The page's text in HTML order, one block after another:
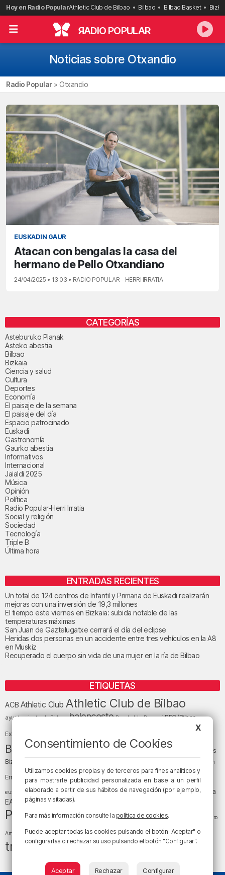
Saltar
al
contenido
Hoy en Radio PopularAthletic Club de Bilbao Bilbao Bilbao Basket
RADIO POPULAR
Noticias sobre Otxandio
Radio Popular» Otxandio
EUSKADIN GAUR
Atacan con bengalas la casa del
hermano de Pello Otxandiano
24/04/2025 • 13:03 • RADIO POPULAR - HERRI IRRATIA
CATEGORÍAS
Asteburuko Planak
Asteko abestia
Bilbao
Bizkaia
Ciencia y salud
Cultura
Deportes
Economía
El paisaje de la semana
El paisaje del día
Espacio patrocinado
Euskadi
Gastronomía
Gaurko abestia
Informativos
Internacional
Jaialdi 2025
Música
Opinión
Política
Radio Popular-Herri Irratia
Social y religión
Sociedad
Tecnología
Triple B
Última hora
ENTRADAS RECIENTES
Un total de 124 centros de Infantil y Primaria de Euskadi realizarán
mejoras con una inversión de 19,3 millones
El tiempo este viernes en Bizkaia: subida notable de las
temperaturas máximas
San Juan de Gaztelugatxe cerrará el día del eclipse
Heridas dos personas en un accidente entre tres vehículos en la A8
en Muskiz
Recuperado el cuerpo sin vida de una mujer en la ría de Bilbao
ETIQUETAS
ACB Athletic Club Athletic Club de Bilbao
ayuntamiento de Bilbao baloncesto Barakaldo Basauri BEC (Bilbao
Exhibition Center) Bizkaia
Bizkaia y sus comarcas Copa del Rey cultura
Cáritas
Bizkaia
Diócesis de Bilbao el tiempo Enkarterri
Ernesto Valverde Ertzaintza Euskadi (País Vasco)
euskera fiestas fútbol Gobierno vasco juanma jubera LaLiga LaLiga
EA Sports Liga Endesa
Política religión San Mamés sociedadsucesos Teatro
Arriaga tiempotiempo atmosféricotráfico
tráfico en Bizkaia
X
Consentimiento de Cookies
Utilizamos cookies propias y de terceros para fines analíticos y
para mostrarle publicidad personalizada en base a un perfil
elaborado a partir de sus hábitos de navegación (por ejemplo,
páginas visitadas).
Para más información consulte la política de cookies.
Puede aceptar todas las cookies pulsando el botón "Aceptar" o
configurarlas o rechazar su uso pulsando el botón "Configurar".
Aceptar Rechazar Configurar